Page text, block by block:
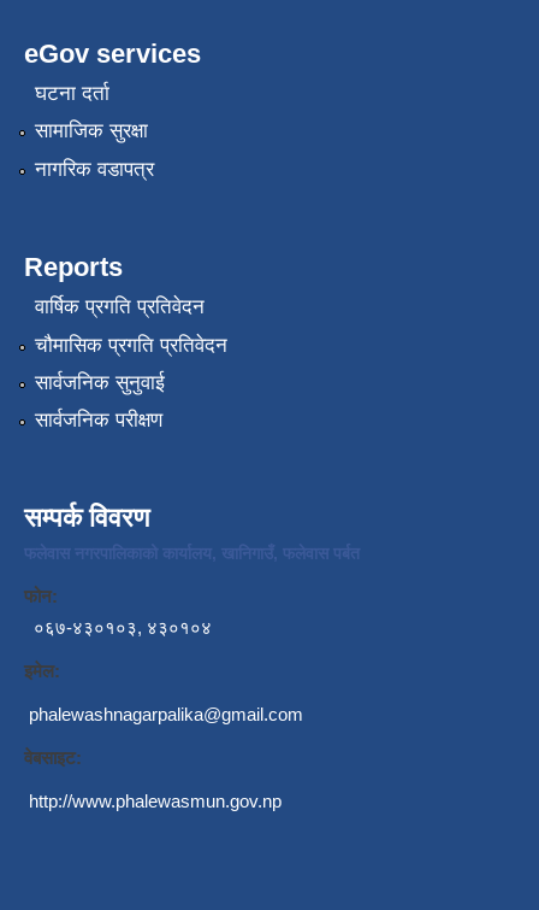
eGov services
घटना दर्ता
सामाजिक सुरक्षा
नागरिक वडापत्र
Reports
वार्षिक प्रगति प्रतिवेदन
चौमासिक प्रगति प्रतिवेदन
सार्वजनिक सुनुवाई
सार्वजनिक परीक्षण
सम्पर्क विवरण
फलेवास नगरपालिकाको कार्यालय, खानिगाउँ, फलेवास पर्बत
फोन:
०६७-४३०१०३, ४३०१०४
इमेल:
phalewashnagarpalika@gmail.com
वेबसाइट:
http://www.phalewasmun.gov.np